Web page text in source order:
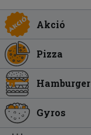
Akció
Pizza
Hamburger
Gyros